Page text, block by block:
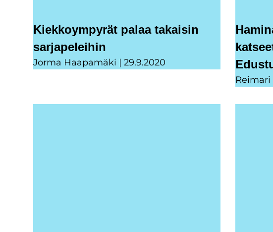
Kiekkoympyrät palaa takaisin
sarjapeleihin
Jorma Haapamäki 29.9.2020
Reimari